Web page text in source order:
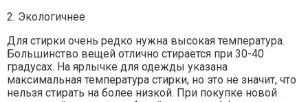
2. Экологичнее
Для стирки очень редко нужна высокая температура.
Большинство вещей отлично стирается при 30-40
градусах. На ярлычке для одежды указана
максимальная температура стирки, но это не значит, что
нельзя стирать на более низкой. При покупке новой